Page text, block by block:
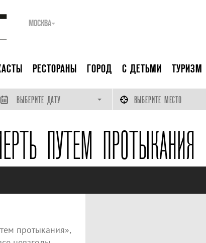
МОСКВА
РЕСТОРАНЫ ГОРОД С ДЕТЬМИ ТУРИЗМ
ВЫБЕРИТЕ ДАТУ ВЫБЕРИТЕ МЕСТО
ПУТЕМ ПРОТЫКАНИЯ
протыкания»,